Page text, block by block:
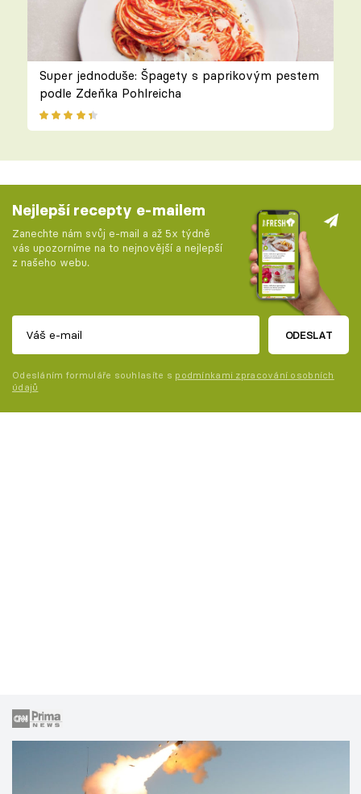
Super jednoduše: Špagety s paprikovým pestem
podle Zdeňka Pohlreicha
Nejlepší recepty e-mailem
Zanechte nám svůj e-mail a až 5x týdně
vás upozorníme na to nejnovější a nejlepší
z našeho webu.
ODESLAT
Odesláním formuláře souhlasíte s podmínkami zpracování osobních
údajů